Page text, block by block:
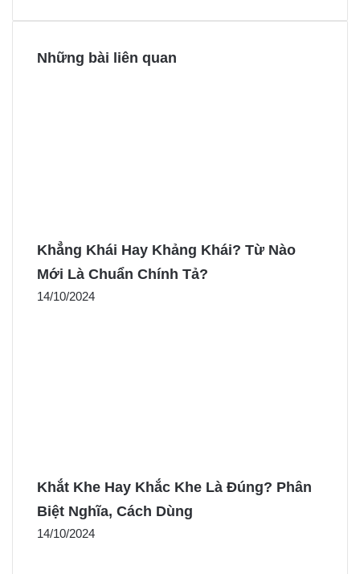
Những bài liên quan
Khẳng Khái Hay Khảng Khái? Từ Nào
Mới Là Chuẩn Chính Tả?
14/10/2024
Khắt Khe Hay Khắc Khe Là Đúng? Phân
Biệt Nghĩa, Cách Dùng
14/10/2024